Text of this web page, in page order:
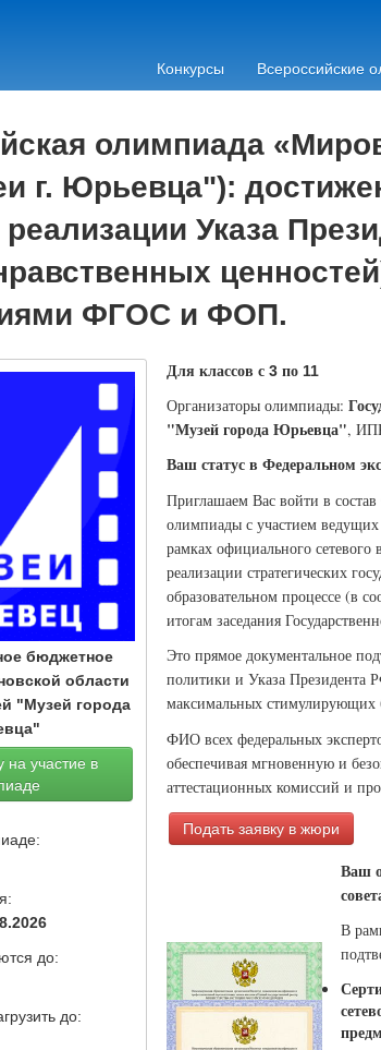
Конкурсы Всероссийские
олимпиада
г. Юрьевца"):
реализации Указа
ФГОС и ФОП.
бюджетное
области
"Музей города
на участие в
до:
до:
Для классов с 3по 11
Организаторы олимпиады:
"Музей города Юрьевца",
Ваш статус в Федеральном
Приглашаем Вас войти в
олимпиады с участием ведущих
рамках официального
реализации стратегических
образовательном процессе (в
итогам заседания
Это прямое документальное
политики и Указа Президента
максимальных стимулирующих
ФИО всех федеральных
обеспечивая мгновенную и
аттестационных комиссий и
Подать заявку в жюри
Ваш
В